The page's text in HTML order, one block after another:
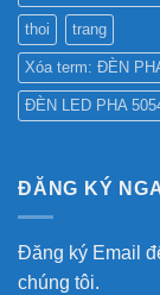
thoi trang
Xóa term: ĐÈN
ĐÈN LED PHA
ĐĂNG KÝ
Đăng ký Email
chúng tôi.